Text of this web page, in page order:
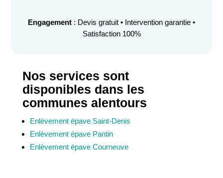
Engagement : Devis gratuit • Intervention garantie •
Satisfaction 100%
Nos services sont
disponibles dans les
communes alentours
Enlèvement épave Saint-Denis
Enlèvement épave Pantin
Enlèvement épave Courneuve